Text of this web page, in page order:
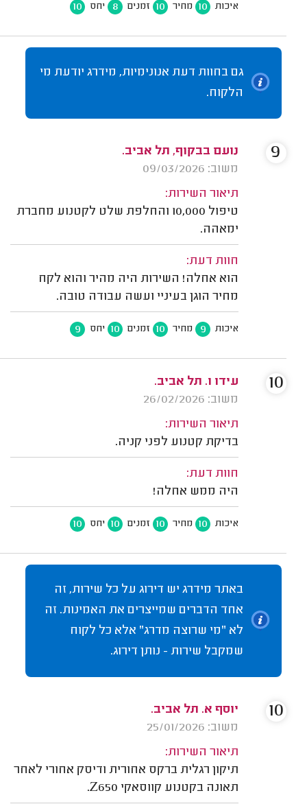
איכות 10 מחיר 10 זמנים 8 יחס 10
גם בחוות דעת אנונימיות, מידרג יודעת מי
הלקוח.
נועם בבקוף, תל אביב.
משוב: 09/03/2026
תיאור השירות:
טיפול 10,000 והחלפת שלט לקטנוע מחברת
ימאהה.
חוות דעת:
הוא אחלה! השירות היה מהיר והוא לקח
מחיר הוגן בעיניי ועשה עבודה טובה.
איכות 9 מחיר 10 זמנים 10 יחס 9
9
עידו ו. תל אביב.
משוב: 26/02/2026
תיאור השירות:
בדיקת קטנוע לפני קניה.
חוות דעת:
היה ממש אחלה!
איכות 10 מחיר 10 זמנים 10 יחס 10
10
באתר מידרג יש דירוג על כל שירות, זה
אחד הדברים שמייצרים את האמינות. זה
לא "מי שרוצה מדרג" אלא כל לקוח
שמקבל שירות - נותן דירוג.
יוסף א. תל אביב.
משוב: 25/01/2026
תיאור השירות:
תיקון רגלית ברקס אחורית ודיסק אחורי לאחר
תאונה בקטנוע קווסאקי Z650.
10